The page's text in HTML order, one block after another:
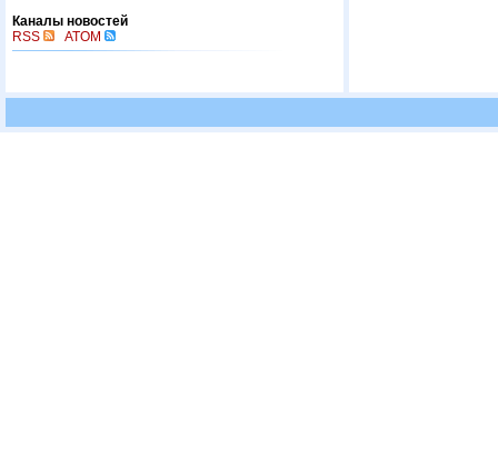
Каналы новостей
RSS
ATOM